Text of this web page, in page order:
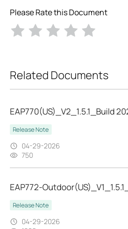
Please Rate this Document
Related Documents
EAP770(US)_V2_1.5.1_Build
Release Note
04-29-2026
750
EAP772-
Release Note
04-29-2026